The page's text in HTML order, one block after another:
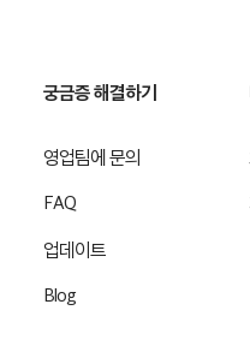
궁금증 해결하기
영업팀에 문의
FAQ
업데이트
Blog